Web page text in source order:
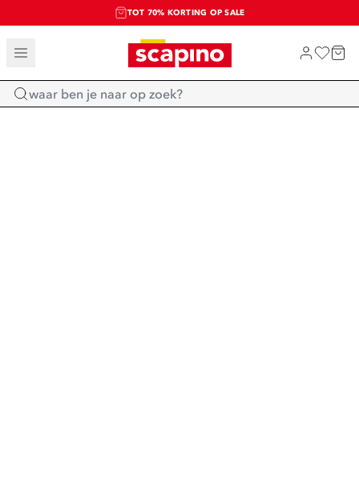
TOT 70% KORTING OP SALE
SALE: LAATSTE KANS!
SHOP NIEUW
Home